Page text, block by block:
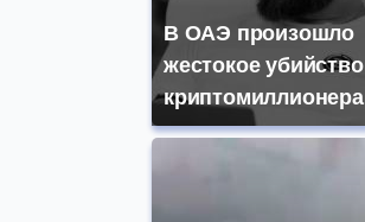
В ОАЭ произошло
жестокое убийство
криптомиллионера